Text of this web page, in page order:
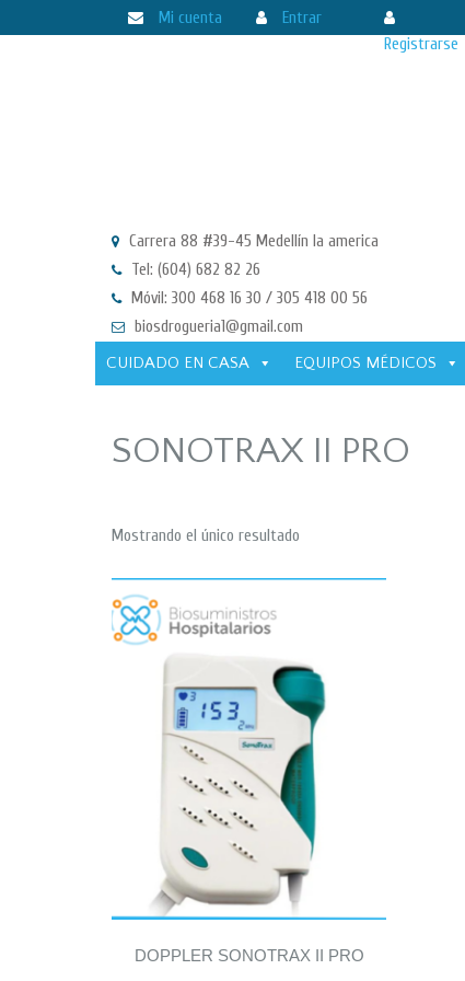
Mi cuenta
Entrar
Registrarse
Carrera 88 #39-45 Medellín la america
Tel: (604) 682 82 26
Móvil: 300 468 16 30 / 305 418 00 56
biosdrogueria1@gmail.com
CUIDADO EN CASA
EQUIPOS MÉDICOS
SONOTRAX II PRO
Mostrando el único resultado
DOPPLER SONOTRAX II PRO